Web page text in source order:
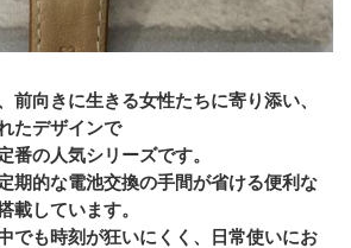
前向きに生きる女性たちに寄り添い、
たデザインで
番の人気シリーズです。
期的な電池交換の手間が省ける便利な
載しています。
でも時刻が狂いにくく、日常使いにお